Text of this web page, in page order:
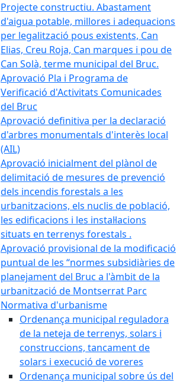
Projecte constructiu. Abastament
d'aigua potable, millores i adequacions
per legalització pous existents, Can
Elias, Creu Roja, Can marques i pou de
Can Solà, terme municipal del Bruc.
Aprovació Pla i Programa de
Verificació d'Activitats Comunicades
del Bruc
Aprovació definitiva per la declaració
d'arbres monumentals d'interès local
(AIL)
Aprovació inicialment del plànol de
delimitació de mesures de prevenció
dels incendis forestals a les
urbanitzacions, els nuclis de població,
les edificacions i les instal·lacions
situats en terrenys forestals .
Aprovació provisional de la modificació
puntual de les “normes subsidiàries de
planejament del Bruc a l'àmbit de la
urbanització de Montserrat Parc
Normativa d'urbanisme
Ordenança municipal reguladora
de la neteja de terrenys, solars i
construccions, tancament de
solars i execució de voreres
Ordenança municipal sobre ús del